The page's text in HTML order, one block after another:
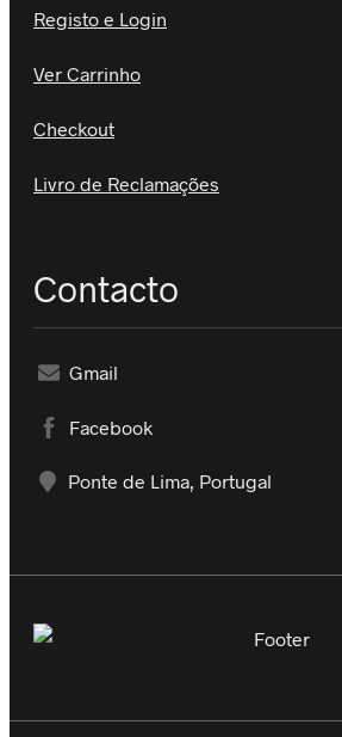
Registo e Login
Ver Carrinho
Checkout
Livro de Reclamações
Contacto
Gmail
Facebook
Ponte de Lima, Portugal